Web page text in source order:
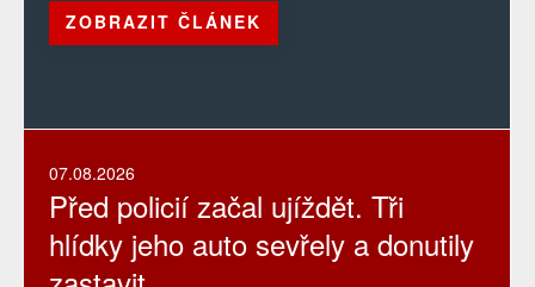
ZOBRAZIT ČLÁNEK
07.08.2026
Před policií začal ujíždět. Tři
hlídky jeho auto sevřely a donutily